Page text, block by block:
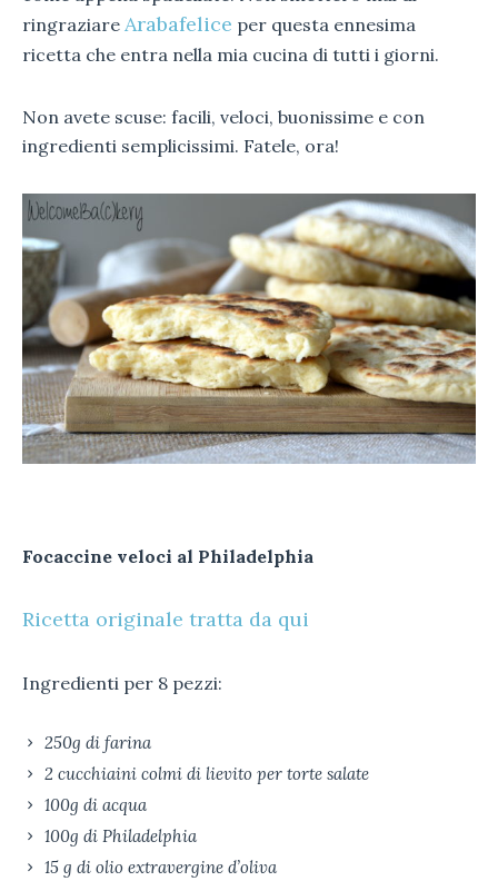
ringraziare Arabafelice per questa ennesima
ricetta che entra nella mia cucina di tutti i giorni.
Non avete scuse: facili, veloci, buonissime e con
ingredienti semplicissimi. Fatele, ora!
Focaccine veloci al Philadelphia
Ricetta originale tratta da qui
Ingredienti per 8 pezzi:
250g di farina
2 cucchiaini colmi di lievito per torte salate
100g di acqua
100g di Philadelphia
15 g di olio extravergine d’oliva